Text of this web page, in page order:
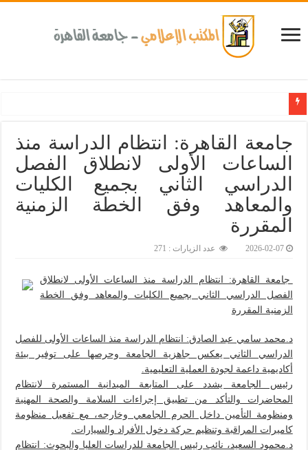
جامعة القاهرة: انتظام الدراسة منذ
الساعات الأولى لانطلاق الفصل
الدراسي الثاني بجميع الكليات
والمعاهد وفق الخطة الزمنية
المقررة‎
2026-02-07 عدد الزيارات : 271
جامعة القاهرة: انتظام الدراسة منذ الساعات الأولى لانطلاق
الفصل الدراسي الثاني بجميع الكليات والمعاهد وفق الخطة
الزمنية المقررة
د.محمد سامي عبد الصادق: انتظام الدراسة منذ الساعات الأولى للفصل
الدراسي الثاني يعكس جاهزية الجامعة وحرصها على توفير بيئة
أكاديمية داعمة لجودة العملية التعليمية.
رئيس الجامعة يشدد على المتابعة الميدانية المستمرة لانتظام
المحاضرات والتأكد من تطبيق إجراءات السلامة والصحة المهنية
ومنظومة التأمين داخل الحرم الجامعي وخارجه، مع تفعيل منظومة
كاميرات المراقبة وتنظيم حركة دخول الأفراد والسيارات.
د.محمود السعيد، نائب رئيس الجامعة للدراسات العليا والبحوث: انتظام